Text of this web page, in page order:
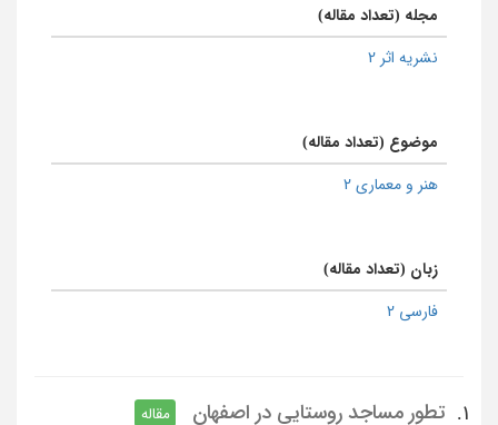
مجله (تعداد مقاله)
نشریه اثر 2
موضوع (تعداد مقاله)
هنر و معماری 2
زبان (تعداد مقاله)
فارسی 2
1. تطور مساجد روستایی در اصفهان
مقاله